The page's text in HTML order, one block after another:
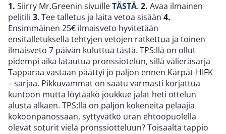
1. Siirry Mr.Greenin sivuilleTÄSTÄ. 2. Avaa ilmainen
pelitili 3. Tee talletus ja laita vetoa sisään 4.
Ensimmäinen 25€ ilmaisveto hyvitetään
ensitalletuksella tehtyjen vetojen ratkettua ja toinen
ilmaisveto 7 päivän kuluttua tästä. TPS:llä on ollut
pidempi aika latautua pronssiotelun, sillä välieräsarja
Tapparaa vastaan päättyi jo paljon ennen Kärpät-HIFK
– sarjaa. Pikkuvammat on saatu varmasti korjattua
kuntoon mutta löytääkö joukkue jalat heti ottelun
alusta alkaen. TPS:llä on paljon kokeneita pelaajia
kokoonpanossaan, syttyvätkö uran ehtoopuolella
olevat soturit vielä pronssiotteluun? Toisaalta tappio